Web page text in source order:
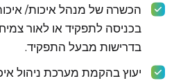
הכשרה של מנהל איכות/
בכניסה לתפקיד או לאור
בדרישות מבעל התפקיד.
יעוץ בהקמת מערכת ניהול